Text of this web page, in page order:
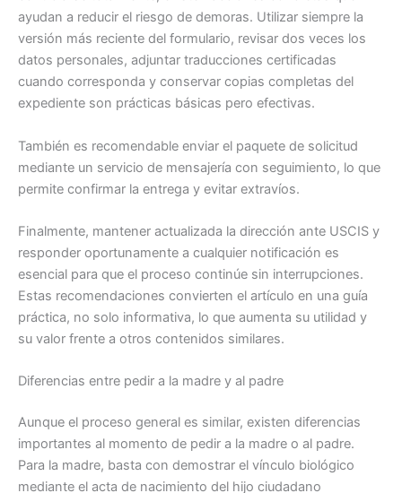
ayudan a reducir el riesgo de demoras. Utilizar siempre la
versión más reciente del formulario, revisar dos veces los
datos personales, adjuntar traducciones certificadas
cuando corresponda y conservar copias completas del
expediente son prácticas básicas pero efectivas.
También es recomendable enviar el paquete de solicitud
mediante un servicio de mensajería con seguimiento, lo que
permite confirmar la entrega y evitar extravíos.
Finalmente, mantener actualizada la dirección ante USCIS y
responder oportunamente a cualquier notificación es
esencial para que el proceso continúe sin interrupciones.
Estas recomendaciones convierten el artículo en una guía
práctica, no solo informativa, lo que aumenta su utilidad y
su valor frente a otros contenidos similares.
Diferencias entre pedir a la madre y al padre
Aunque el proceso general es similar, existen diferencias
importantes al momento de pedir a la madre o al padre.
Para la madre, basta con demostrar el vínculo biológico
mediante el acta de nacimiento del hijo ciudadano